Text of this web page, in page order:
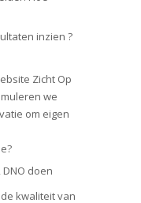
inzien ?
Zicht Op
we
om eigen
doen
kwaliteit van